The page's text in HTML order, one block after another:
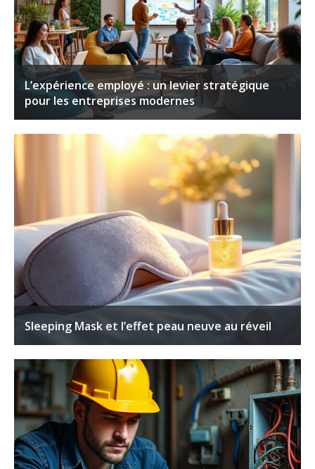
L’expérience employé : un levier stratégique
pour les entreprises modernes
Sleeping Mask et l’effet peau neuve au réveil